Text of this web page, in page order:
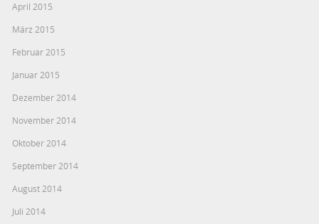
April 2015
März 2015
Februar 2015
Januar 2015
Dezember 2014
November 2014
Oktober 2014
September 2014
August 2014
Juli 2014